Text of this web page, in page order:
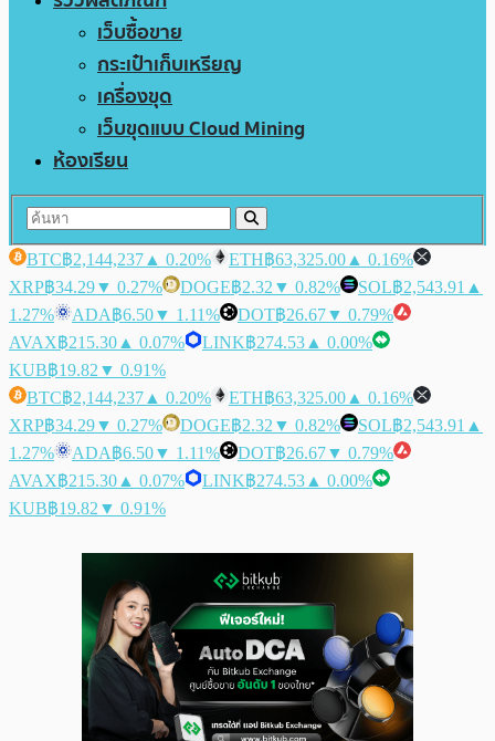
เว็บซื้อขาย
กระเป๋าเก็บเหรียญ
เครื่องขุด
เว็บขุดแบบ Cloud Mining
ห้องเรียน
BTC฿2,144,237 ▲ 0.20% ETH฿63,325.00 ▲ 0.16%
XRP฿34.29▼ 0.27% DOGE฿2.32 ▼ 0.82% SOL฿2,543.91 ▲
1.27%
ADA฿6.50▼ 1.11% DOT฿26.67▼ 0.79%
AVAX฿215.30 ▲ 0.07% LINK฿274.53 ▲ 0.00%
KUB฿19.82 ▼ 0.91%
BTC฿2,144,237 ▲ 0.20% ETH฿63,325.00 ▲ 0.16%
XRP฿34.29▼ 0.27% DOGE฿2.32 ▼ 0.82% SOL฿2,543.91 ▲
1.27%
ADA฿6.50▼ 1.11% DOT฿26.67▼ 0.79%
AVAX฿215.30 ▲ 0.07% LINK฿274.53 ▲ 0.00%
KUB฿19.82 ▼ 0.91%